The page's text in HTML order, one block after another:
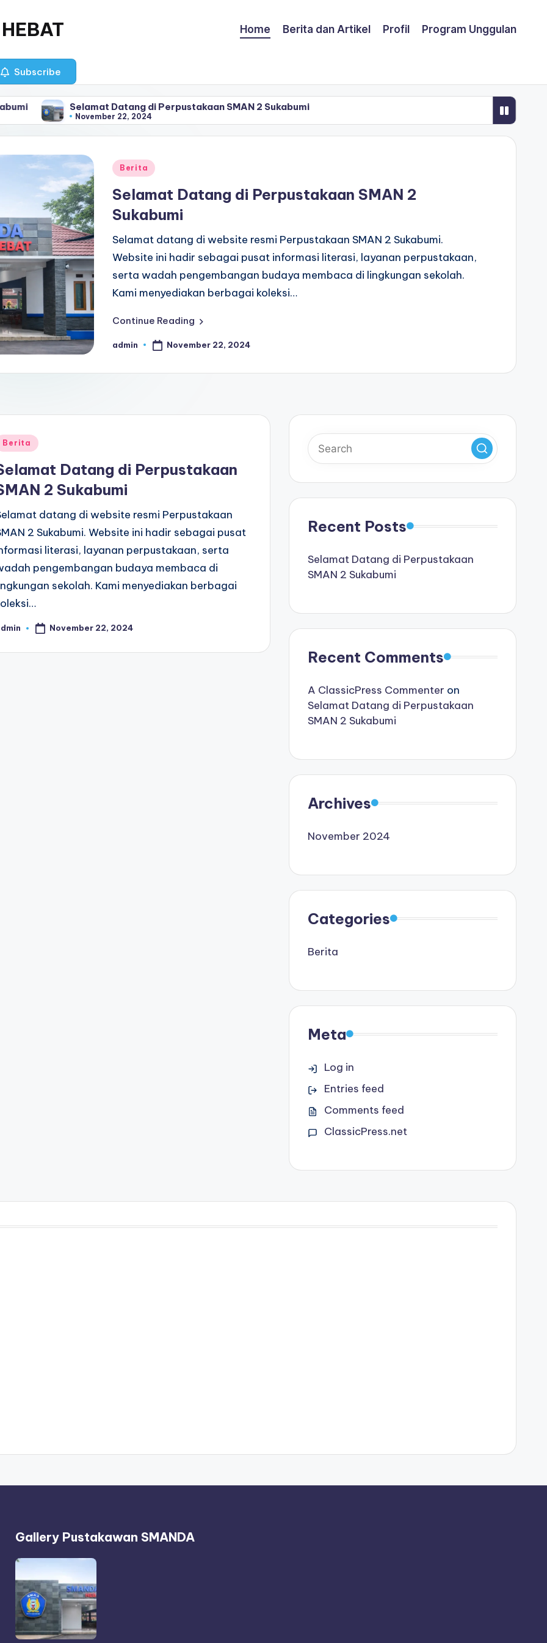
Home Berita dan Artikel Profil Program Unggulan
Subscribe
Selamat Datang di Perpustakaan SMAN 2 Sukabumi
November 22, 2024
Posted
Berita
Selamat Datang di Perpustakaan SMAN 2
Sukabumi
Selamat datang di website resmi Perpustakaan SMAN 2 Sukabumi.
Website ini hadir sebagai pusat informasi literasi, layanan perpustakaan,
serta wadah pengembangan budaya membaca di lingkungan sekolah.
Kami menyediakan berbagai koleksi…
Continue Reading
Posted
admin November 22, 2024
Berita
Datang di Perpustakaan
2 Sukabumi
datang di website resmi Perpustakaan
2 Sukabumi. Website ini hadir sebagai pusat
literasi, layanan perpustakaan, serta
pengembangan budaya membaca di
sekolah. Kami menyediakan berbagai
November 22, 2024
Recent Posts
Selamat Datang di Perpustakaan
SMAN 2 Sukabumi
Recent Comments
A ClassicPress Commenter on
Selamat Datang di Perpustakaan
SMAN 2 Sukabumi
Archives
November 2024
Categories
Berita
Meta
Log in
Entries feed
Comments feed
ClassicPress.net
Gallery Pustakawan SMANDA